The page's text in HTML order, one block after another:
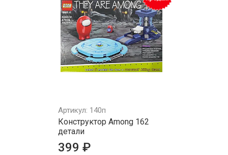
Артикул: 140п
Конструктор Аmong 162
детали
399 ₽